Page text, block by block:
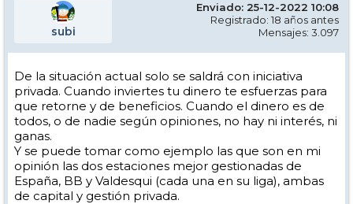
subi
Enviado: 25-12-2022 10:08
Registrado: 18 años antes
Mensajes: 3.097
De la situación actual solo se saldrá con iniciativa
privada. Cuando inviertes tu dinero te esfuerzas para
que retorne y de beneficios. Cuando el dinero es de
todos, o de nadie según opiniones, no hay ni interés, ni
ganas.
Y se puede tomar como ejemplo las que son en mi
opinión las dos estaciones mejor gestionadas de
España, BB y Valdesqui (cada una en su liga), ambas
de capital y gestión privada.